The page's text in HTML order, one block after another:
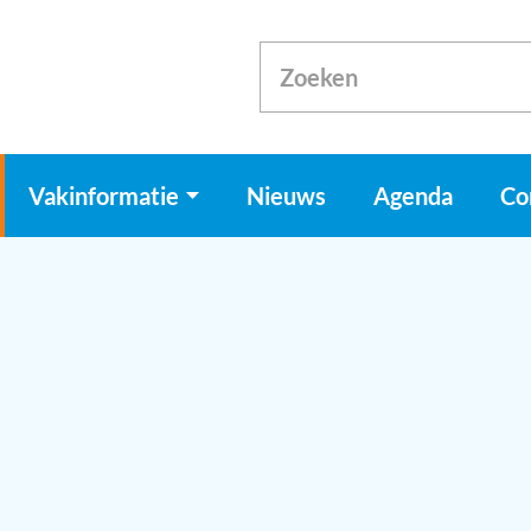
Vakinformatie Nieuws Agenda